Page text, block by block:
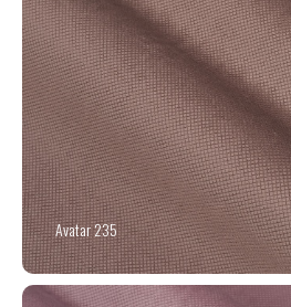
Avatar 235